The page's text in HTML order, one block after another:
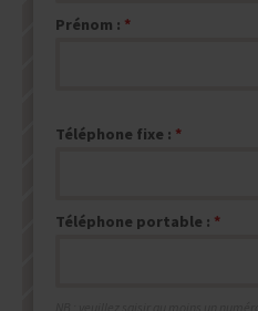
Prénom :
Téléphone fixe :
Téléphone portable :